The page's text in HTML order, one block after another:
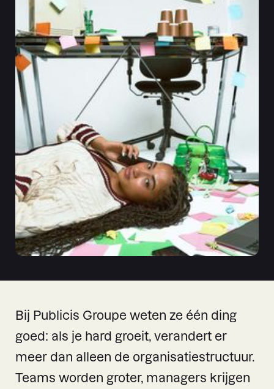
Bij Publicis Groupe weten ze één ding
goed: als je hard groeit, verandert er
meer dan alleen de organisatiestructuur.
Teams worden groter, managers krijgen